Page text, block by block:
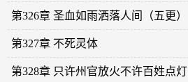
第326章 圣血如雨洒落人间（五更）
第327章 不死灵体
第328章 只许州官放火不许百姓点灯